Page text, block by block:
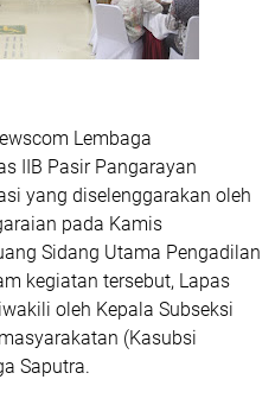
Lembaga
IIB Pasir Pangarayan
yang diselenggarakan oleh
pada Kamis
Sidang Utama Pengadilan
kegiatan tersebut, Lapas
oleh Kepala Subseksi
(Kasubsi
Saputra.